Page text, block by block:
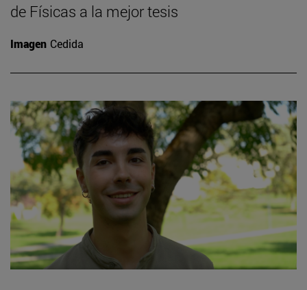
de Físicas a la mejor tesis
Imagen Cedida